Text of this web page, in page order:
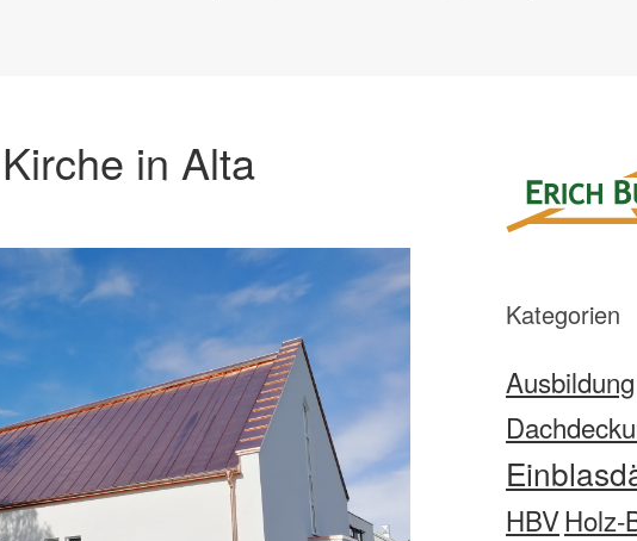
in Alta
Kategorien
Ausbildung
HBVHolz-